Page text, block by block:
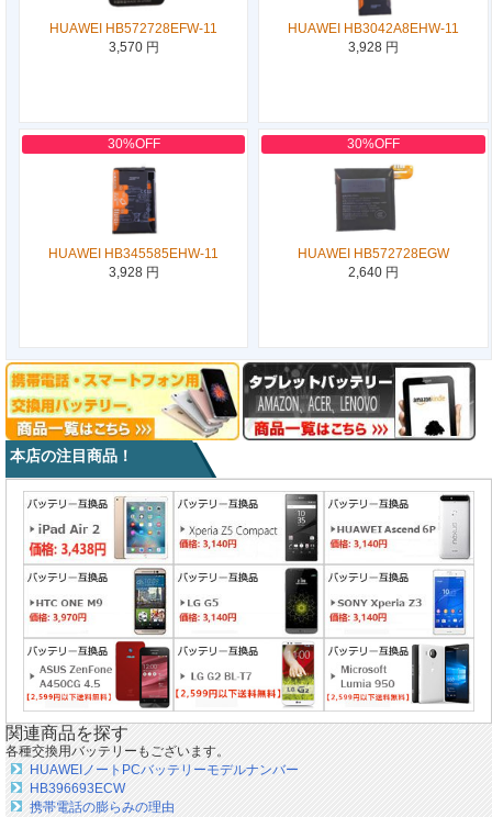
HUAWEI HB572728EFW-11
3,570 円
HUAWEI HB3042A8EHW-11
3,928 円
30%OFF
HUAWEI HB345585EHW-11
3,928 円
30%OFF
HUAWEI HB572728EGW
2,640 円
本店の注目商品！
関連商品を探す
各種交換用バッテリーもございます。
HUAWEIノートPCバッテリーモデルナンバー
HB396693ECW
携帯電話の膨らみの理由